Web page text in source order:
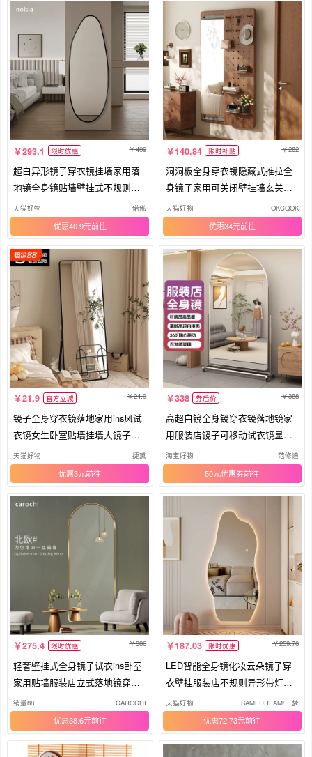
293.1 限时优惠 409
超白异形镜子穿衣镜挂墙家用落
地镜全身镜贴墙壁挂式不规则试
衣镜
天猫好物 偌俬
优惠40.9元
140.84 限时补贴 282
洞洞板全身穿衣镜隐藏式推拉全
身镜子家用可关闭壁挂墙玄关试
衣镜
天猫好物 OKCQOK
优惠34元
21.9 官方立减 24.9
镜子全身穿衣镜落地家用ins风试
衣镜女生卧室贴墙挂墙大镜子玻
璃
天猫好物 捷黛
优惠3元
338 券后价 388
高超白镜全身镜穿衣镜落地镜家
用服装店镜子可移动试衣镜显瘦
美颜
淘宝好物 范修迪
50元优惠券
275.4 限时优惠 386
轻奢壁挂式全身镜子试衣ins卧室
家用贴墙服装店立式落地镜穿衣
镜
销量88 CAROCHI
优惠38.6元
187.03 限时优惠 259.76
LED智能全身镜化妆云朵镜子穿
衣壁挂服装店不规则异形带灯落
地镜
天猫好物 SAMEDREAM/三梦
优惠72.73元